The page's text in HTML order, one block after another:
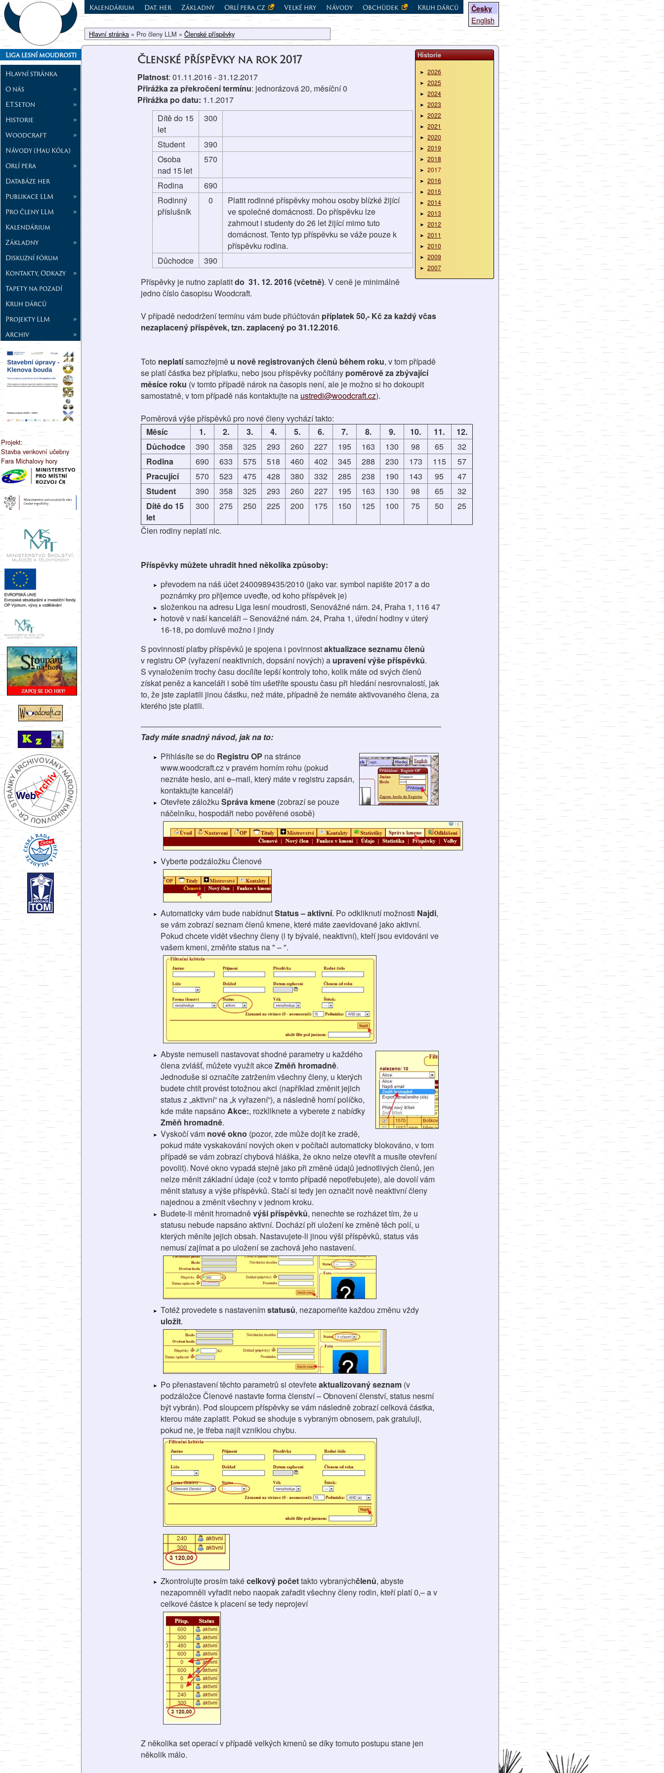
Liga lesní moudrosti
Hlavní stránka
O nás
»
E.T.Seton
»
Historie
»
Woodcraft
»
Návody (Hau Kóla)
Orlí pera
»
Databáze her
Publikace LLM
»
Pro členy LLM
»
Kalendárium
Základny
»
Diskuzní fórum
Kontakty, Odkazy
»
Tapety na pozadí
Kruh dárců
Projekty LLM
»
Archiv
»
Projekt:
Stavba venkovní učebny
Fara Michalovy hory
Česky
English
Kalendárium Dat. her Základny Orlí pera.cz Velké hry Návody Obchůdek Kruh dárců
Hlavní stránka » Pro členy LLM » Členské příspěvky
Historie
2026
2025
2024
2023
2022
2021
2020
2019
2018
2017
2016
2015
2014
2013
2012
2011
2010
2009
2007
Členské příspěvky na rok 2017
Platnost: 01.11.2016 - 31.12.2017
Přirážka za překročení termínu: jednorázová 20, měsíční 0
Přirážka po datu: 1.1.2017
Dítě do 15
let
300
Student
390
Osoba
nad 15 let
570
Rodina
690
Rodinný
příslušník
0
Platit rodinné příspěvky mohou osoby blízké žijící
ve společné domácnosti. Do příspěvku lze
zahrnout i studenty do 26 let žijící mimo tuto
domácnost. Tento typ příspěvku se váže pouze k
příspěvku rodina.
Důchodce
390
Příspěvky je nutno zaplatitdo 31. 12. 2016 (včetně). V ceně je minimálně
jedno číslo časopisu Woodcraft.
V případě nedodržení termínu vám bude přiúčtován příplatek 50,- Kč za každý včas
nezaplacený příspěvek, tzn. zaplacený po 31.12.2016.
Toto neplatísamozřejměu nově registrovaných členů během roku, v tom případě
se platí částka bez příplatku, nebo jsou příspěvky počítánypoměrově za zbývající
měsíce roku (v tomto případě nárok na časopis není, ale je možno si ho dokoupit
samostatně, v tom případě nás kontaktujte na ustredi@woodcraft.cz).
Poměrová výše příspěvků pro nové členy vychází takto:
Měsíc
1. 2. 3. 4. 5. 6. 7. 8. 9. 10. 11.
12.
Důchodce
390 358 325 293 260 227 195 163 130 98 65
32
Rodina
690 633 575 518 460 402 345 288 230 173 115
57
Pracující
570 523 475 428 380 332 285 238 190 143 95
47
Student
390 358 325 293 260 227 195 163 130 98 65
32
Dítě do 15
let
300 275 250 225 200 175 150 125 100 75 50 25
Člen rodiny neplatí nic.
Příspěvky můžete uhradit hned několika způsoby:
převodem na náš účet 2400989435/2010 (jako var. symbol napište 2017 a do
poznámky pro příjemce uveďte, od koho příspěvek je)
složenkou na adresu Liga lesní moudrosti, Senovážné nám. 24, Praha 1, 116 47
hotově v naší kanceláři – Senovážné nám. 24, Praha 1, úřední hodiny v úterý
16-18, po domluvě možno i jindy
S povinností platby příspěvků je spojena i povinnostaktualizace seznamu členů
v registru OP (vyřazení neaktivních, dopsání nových) a upravení výše příspěvků.
S vynaložením trochy času docílíte lepší kontroly toho, kolik máte od svých členů
získat peněz a kanceláři i sobě tím ušetříte spoustu času při hledání nesrovnalostí, jak
to, že jste zaplatili jinou částku, než máte, případně že nemáte aktivovaného člena, za
kterého jste platili.
Tady máte snadný návod, jak na to:
Přihlásíte se do Registru OP na stránce
www.woodcraft.cz v pravém horním rohu (pokud
neznáte heslo, ani e–mail, který máte v registru zapsán,
kontaktujte kancelář)
Otevřete záložku Správa kmene(zobrazí se pouze
náčelníku, hospodáři nebo pověřené osobě)
Vyberte podzáložku Členové
Automaticky vám bude nabídnutStatus – aktivní. Po odkliknutí možnosti Najdi,
se vám zobrazí seznam členů kmene, které máte zaevidované jako aktivní.
Pokud chcete vidět všechny členy (i ty bývalé, neaktivní), kteří jsou evidováni ve
vašem kmeni, změňte status na " – ".
Abyste nemuseli nastavovat shodné parametry u každého
člena zvlášť, můžete využít akceZměň hromadně.
Jednoduše si označíte zatržením všechny členy, u kterých
budete chtít provést totožnou akci (například změnit jejich
status z „aktivní“ na „k vyřazení“), a následně horní políčko,
kde máte napsánoAkce:, rozkliknete a vyberete z nabídky
Změň hromadně.
Vyskočí vám nové okno (pozor, zde může dojít ke zradě,
pokud máte vyskakování nových oken v počítači automaticky blokováno, v tom
případě se vám zobrazí chybová hláška, že okno nelze otevřít a musíte otevření
povolit). Nové okno vypadá stejně jako při změně údajů jednotlivých členů, jen
nelze měnit základní údaje (což v tomto případě nepotřebujete), ale dovolí vám
měnit statusy a výše příspěvků. Stačí si tedy jen označit nově neaktivní členy
najednou a změnit všechny v jednom kroku.
Budete-li měnit hromadněvýši příspěvků, nenechte se rozházet tím, že u
statusu nebude napsáno aktivní. Dochází při uložení ke změně těch polí, u
kterých měníte jejich obsah. Nastavujete-li jinou výši příspěvků, status vás
nemusí zajímat a po uložení se zachová jeho nastavení.
Totéž provedete s nastavenímstatusů, nezapomeňte každou změnu vždy
uložit.
Po přenastavení těchto parametrů si otevřeteaktualizovaný seznam(v
podzáložce Členové nastavte forma členství – Obnovení členství, status nesmí
být vybrán). Pod sloupcem příspěvky se vám následně zobrazí celková částka,
kterou máte zaplatit. Pokud se shoduje s vybraným obnosem, pak gratuluji,
pokud ne, je třeba najít vzniklou chybu.
Zkontrolujte prosím takécelkový počettakto vybranýchčlenů, abyste
nezapomněli vyřadit nebo naopak zařadit všechny členy rodin, kteří platí 0,– a v
celkové částce k placení se tedy neprojeví
Z několika set operací v případě velkých kmenů se díky tomuto postupu stane jen
několik málo.